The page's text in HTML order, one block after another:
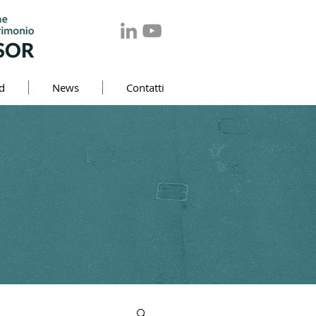
News Contatti